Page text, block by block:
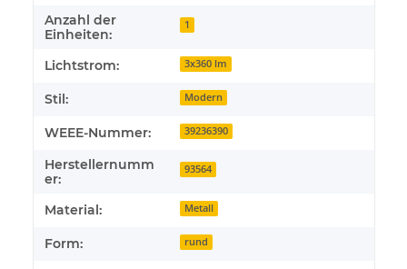
Anzahl der
Einheiten:
1
Lichtstrom: 3x360 lm
Stil: Modern
WEEE-Nummer: 39236390
Herstellernumm
er:
93564
Material: Metall
Form: rund